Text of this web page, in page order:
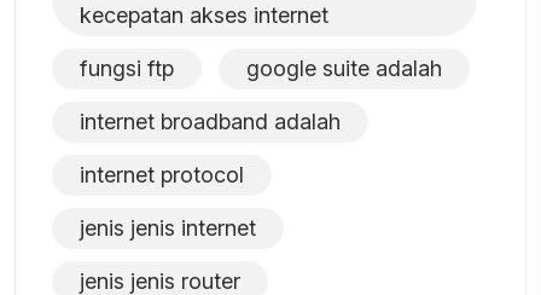
kecepatan akses internet
fungsi ftp google suite adalah
internet broadband adalah
internet protocol
jenis jenis internet
jenis jenis router